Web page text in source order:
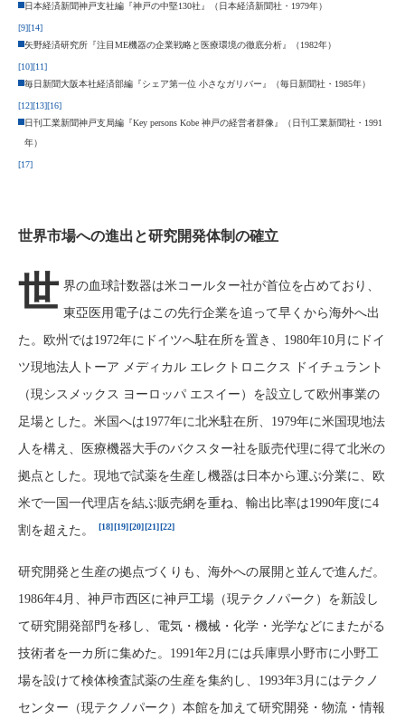
日本経済新聞神戸支社編『神戸の中堅130社』（日本経済新聞社・1979年）
[9][14]
矢野経済研究所『注目ME機器の企業戦略と医療環境の徹底分析』（1982年）
[10][11]
毎日新聞大阪本社経済部編『シェア第一位 小さなガリバー』（毎日新聞社・1985年）
[12][13][16]
日刊工業新聞神戸支局編『Key persons Kobe 神戸の経営者群像』（日刊工業新聞社・1991
年）
[17]
世界市場への進出と研究開発体制の確立
世 界の血球計数器は米コールター社が首位を占めており、
東亞医用電子はこの先行企業を追って早くから海外へ出
た。欧州では1972年にドイツへ駐在所を置き、1980年10月にドイ
ツ現地法人トーア メディカル エレクトロニクス ドイチュラント
（現シスメックス ヨーロッパ エスイー）を設立して欧州事業の
足場とした。米国へは1977年に北米駐在所、1979年に米国現地法
人を構え、医療機器大手のバクスター社を販売代理に得て北米の
拠点とした。現地で試薬を生産し機器は日本から運ぶ分業に、欧
米で一国一代理店を結ぶ販売網を重ね、輸出比率は1990年度に4
割を超えた。
[18][19][20][21][22]
研究開発と生産の拠点づくりも、海外への展開と並んで進んだ。
1986年4月、神戸市西区に神戸工場（現テクノパーク）を新設し
て研究開発部門を移し、電気・機械・化学・光学などにまたがる
技術者を一カ所に集めた。1991年2月には兵庫県小野市に小野工
場を設けて検体検査試薬の生産を集約し、1993年3月にはテクノ
センター（現テクノパーク）本館を加えて研究開発・物流・情報